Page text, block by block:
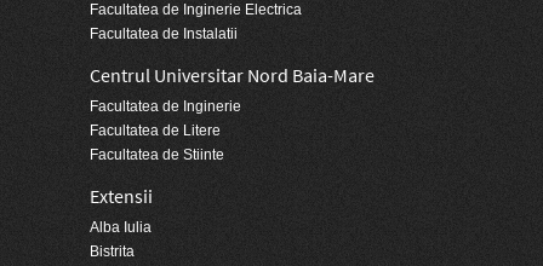
Facultatea de Inginerie Electrica
Facultatea de Instalatii
Centrul Universitar Nord Baia-Mare
Facultatea de Inginerie
Facultatea de Litere
Facultatea de Stiinte
Extensii
Alba Iulia
Bistrita